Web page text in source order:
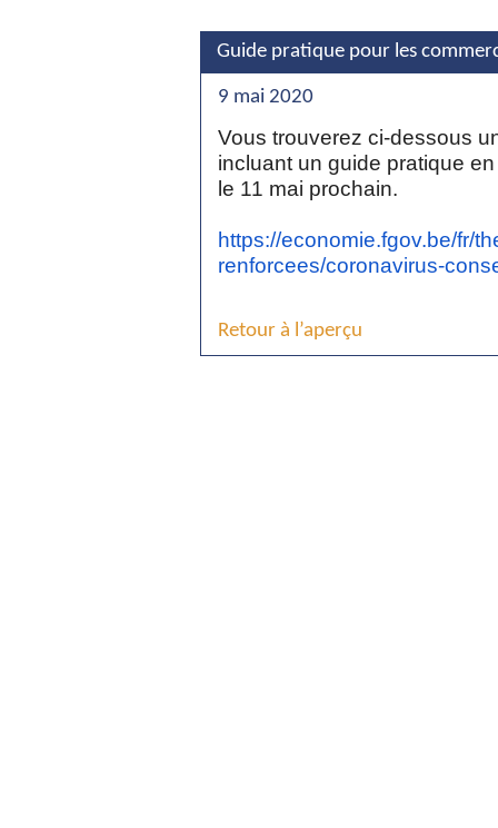
Guide pratique pour les
9 mai 2020
Vous trouverez ci-dessous
incluant un guide pratique
le 11 mai prochain.
https://economie.fgov.be/fr/
renforcees/coronavirus-
Retour à l’aperçu